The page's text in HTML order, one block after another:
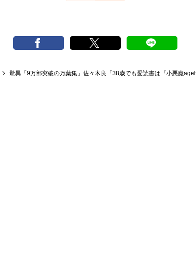
驚異「9万部突破の万葉集」佐々木良「38歳でも愛読書は『小悪魔